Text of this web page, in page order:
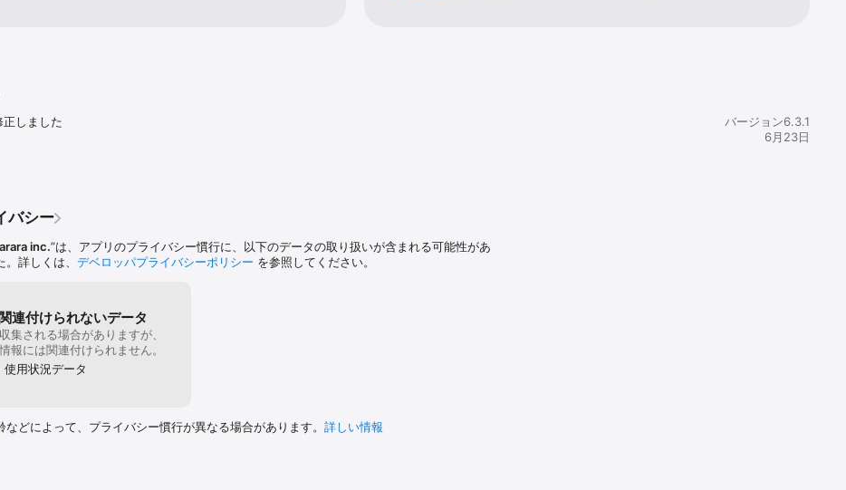
しました
バージョン6.3.1
6月23日
バシー
arara inc.”は、アプリのプライバシー慣行に、以下のデータの取り扱いが含まれる可能性があ
詳しくは、 デベロッパプライバシーポリシー を参照してください。
連付けられないデータ
集される場合がありますが、
報には関連付けられません。
使用状況データ
どによって、プライバシー慣行が異なる場合があります。 詳しい情報